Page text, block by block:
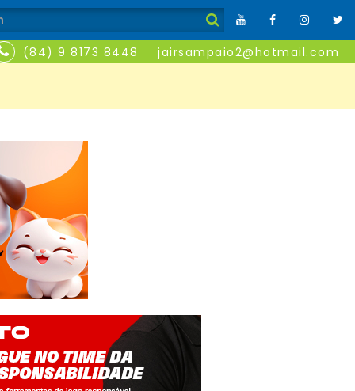
(84) 9 8173 8448 jairsampaio2@hotmail.com